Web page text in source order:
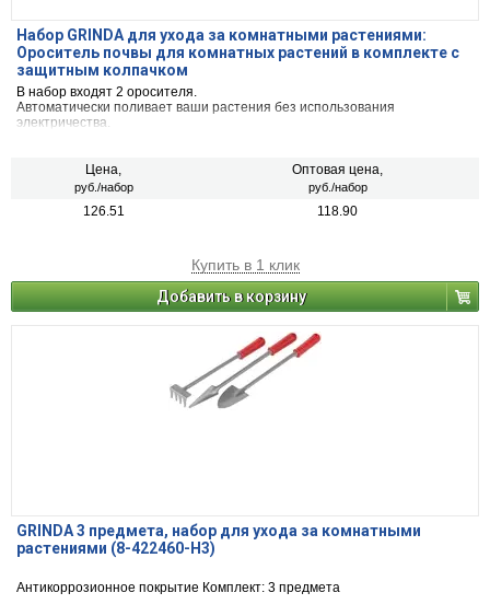
Набор GRINDA для ухода за комнатными растениями:
Ороситель почвы для комнатных растений в комплекте с
защитным колпачком
В набор входят 2 оросителя.
Автоматически поливает ваши растения без использования
электричества.
Цена,
руб./набор
Оптовая цена,
руб./набор
126.51 118.90
Купить в 1 клик
Добавить в корзину
GRINDA 3 предмета, набор для ухода за комнатными
растениями (8-422460-H3)
Антикоррозионное покрытие Комплект: 3 предмета